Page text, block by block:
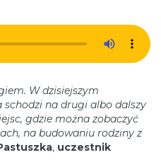
W dzisiejszym
schodzi na drugi albo dalszy
gdzie można zobaczyć
na budowaniu rodziny z
, uczestnik